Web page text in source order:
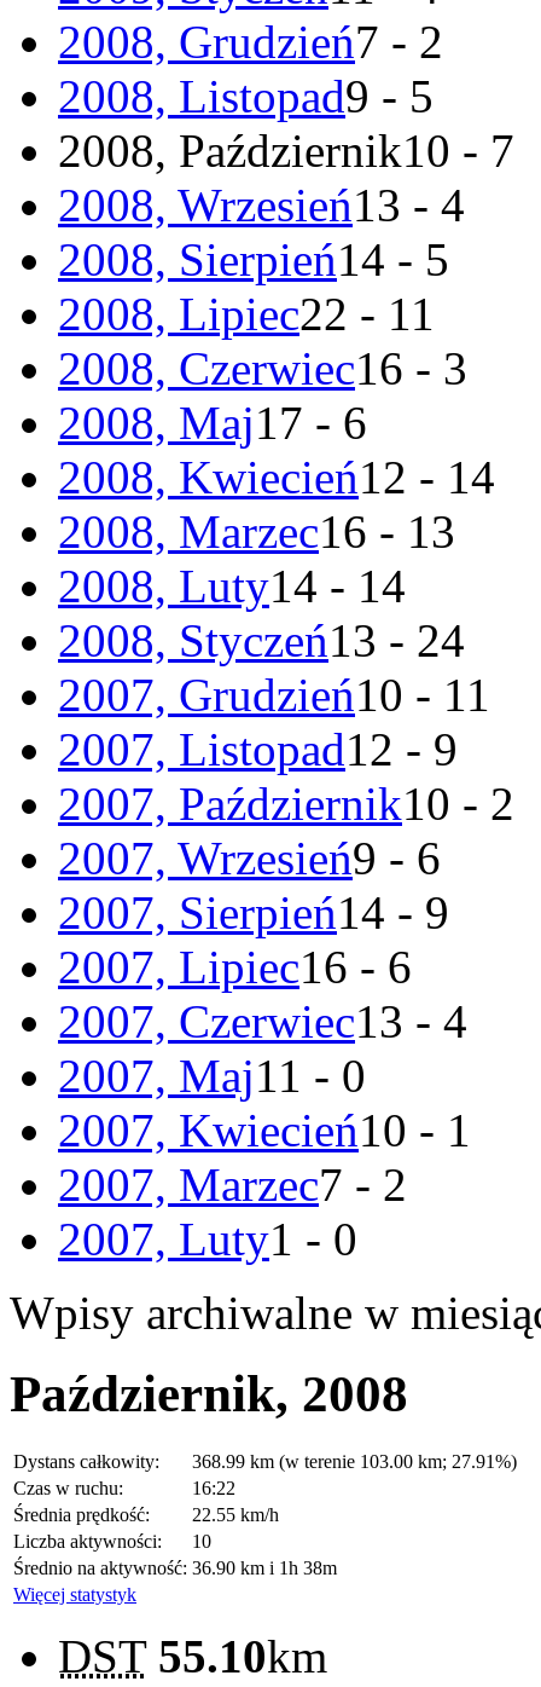
2008, Grudzień7 - 2
2008, Listopad9 - 5
2008, Październik10 - 7
2008, Wrzesień13 - 4
2008, Sierpień14 - 5
2008, Lipiec22 - 11
2008, Czerwiec16 - 3
2008, Maj17 - 6
2008, Kwiecień12 - 14
2008, Marzec16 - 13
2008, Luty14 - 14
2008, Styczeń13 - 24
2007, Grudzień10 - 11
2007, Listopad12 - 9
2007, Październik10 - 2
2007, Wrzesień9 - 6
2007, Sierpień14 - 9
2007, Lipiec16 - 6
2007, Czerwiec13 - 4
2007, Maj11 - 0
2007, Kwiecień10 - 1
2007, Marzec7 - 2
2007, Luty1 - 0
Wpisy archiwalne w
Październik, 2008
Dystans całkowity:
368.99 km (w terenie 103.00 km; 27.91%)
Czas w ruchu:
16:22
Średnia prędkość:
22.55 km/h
Liczba aktywności:
10
Średnio na aktywność: 36.90 km i 1h 38m
Więcej statystyk
DST 55.10km